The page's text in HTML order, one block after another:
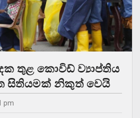
තුළ කොවිඩ් ව්‍යාප්තිය
සිතියමක් නිකුත් වෙයි
pm